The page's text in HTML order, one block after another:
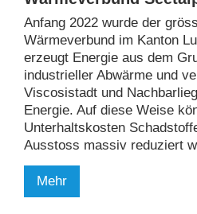
Anfang 2022 wurde der
Wärmeverbund im Kanton
erzeugt Energie aus dem
industrieller Abwärme und
Viscosistadt und
Energie. Auf diese Weise
Unterhaltskosten
Ausstoss massiv reduziert
Mehr